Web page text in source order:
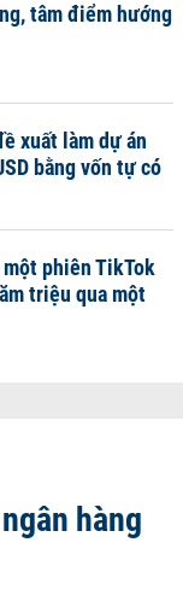
tâm điểm hướng
xuất làm dự án
bằng vốn tự có
phiên TikTok
triệu qua một
hàng